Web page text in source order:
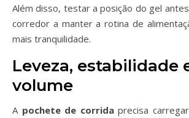
Além disso, testar a posição do gel
corredor a manter a rotina de
mais tranquilidade.
Leveza, estabilidade
volume
A pochete de corridaprecisa